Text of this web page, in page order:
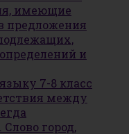
имеющие
предложения
и
7-8 класс
между
город,